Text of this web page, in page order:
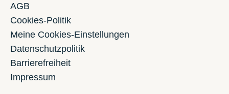
AGB
Cookies-Politik
Meine Cookies-Einstellungen
Datenschutzpolitik
Barrierefreiheit
Impressum